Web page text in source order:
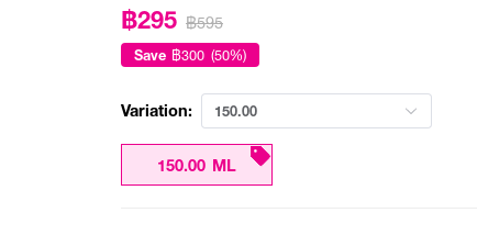
฿295 ฿595
Save ฿300 (50%)
Variation: 150.00
150.00 ML